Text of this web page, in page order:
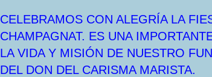
CELEBRAMOS CON ALEGRÍA LA
CHAMPAGNAT. ES UNA
LA VIDA Y MISIÓN DE NUESTRO
DEL DON DEL CARISMA MARISTA.